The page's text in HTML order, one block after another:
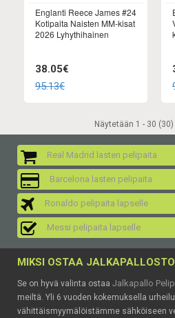
Englanti Reece James #24
Kotipaita Naisten MM-kisat
2026 Lyhythihainen
38.05€
95.13€
Näytetään 1 - 30
Real Madrid lasten pelipaita
Barcelona lasten pelipaita
Ronaldo pelipaita lapselle
Messi pelipaita lapselle
MIKSI OSTAA
Se on hyvä valinta ostaa Jalkapallo
meiltä. Yli 6 vuoden kokemuksella
vähittäismyymälöistämme sähköiseen